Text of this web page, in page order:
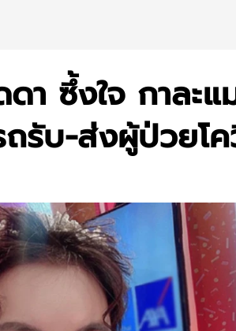
า ซึ้งใจ กาละ
ถรับ-ส่งผู้ป่วยโ